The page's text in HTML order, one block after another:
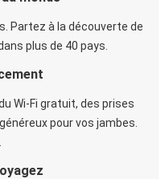
Partez à la découverte de
plus de 40 pays.
Wi-Fi gratuit, des prises
pour vos jambes.